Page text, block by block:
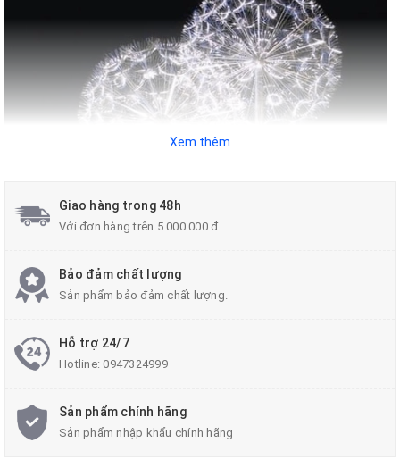
Xem thêm
Giao hàng trong 48h
Với đơn hàng trên 5.000.000 đ
Bảo đảm chất lượng
Sản phẩm bảo đảm chất lượng.
Hỗ trợ 24/7
Hotline:0947324999
Sản phẩm chính hãng
Sản phẩm nhập khẩu chính hãng